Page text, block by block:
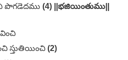
పొగడెదము (4) ||భజియింతుము||
స్తుతియించి (2)